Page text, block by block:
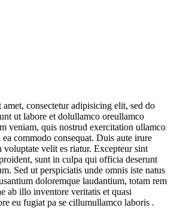
consectetur adipisicing elit, sed do
ut labore et dolullamco oreullamco
veniam, quis nostrud exercitation ullamco
commodo consequat. Duis aute irure
velit es riatur. Excepteur sint
sunt in culpa qui officia deserunt
Sed ut perspiciatis unde omnis iste natus
doloremque laudantium, totam rem
ab illo inventore veritatis et quasi
eu fugiat pa se cillumullamco laboris .